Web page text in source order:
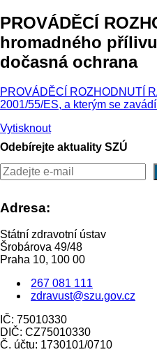
PROVÁDĚCÍ
hromadného
dočasná ochrana
PROVÁDĚCÍ ROZHODNUTÍ
2001/55/ES, a kterým se
Vytisknout
Odebírejte aktuality SZÚ
Adresa:
Státní zdravotní ústav
Šrobárova 49/48
Praha 10, 100 00
267 081 111
zdravust@szu.gov.cz
IČ: 75010330
DIČ: CZ75010330
Č. účtu: 1730101/0710